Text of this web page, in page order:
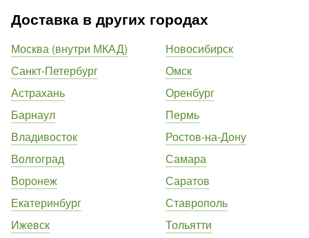
Доставка в других городах
Москва (внутри МКАД)
Санкт-Петербург
Астрахань
Барнаул
Владивосток
Волгоград
Воронеж
Екатеринбург
Ижевск
Новосибирск
Омск
Оренбург
Пермь
Ростов-на-Дону
Самара
Саратов
Ставрополь
Тольятти